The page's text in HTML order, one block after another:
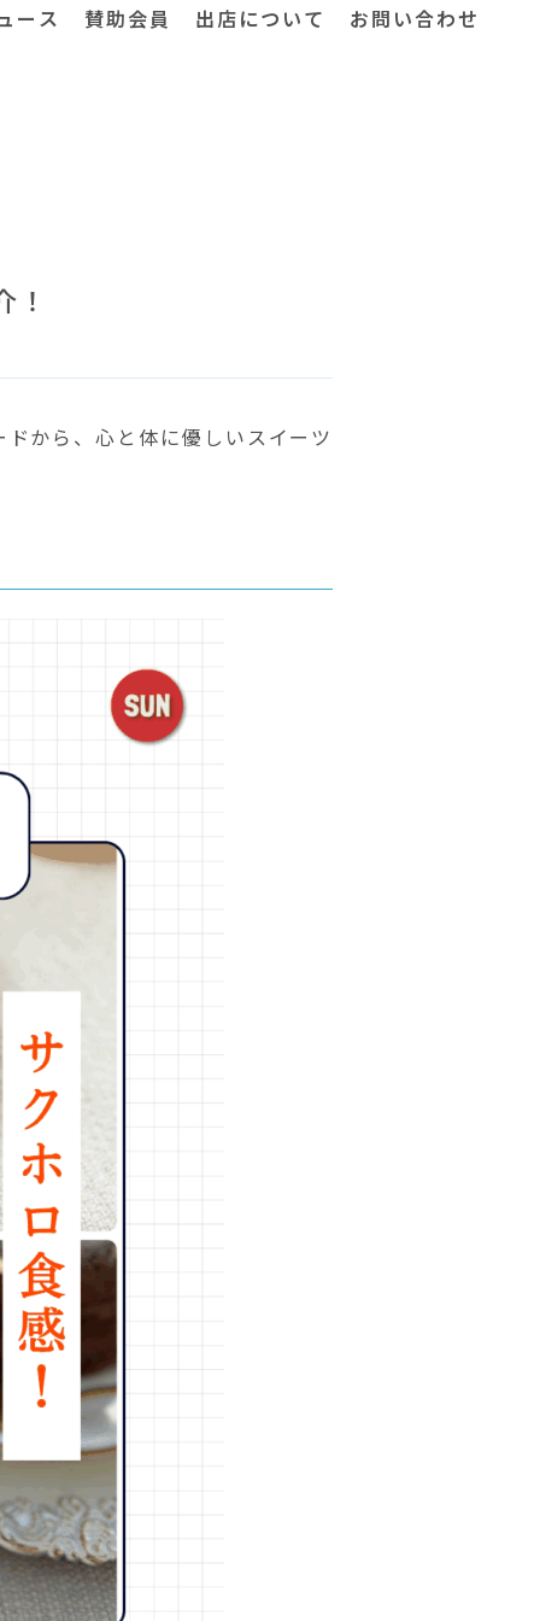
ース 賛助会員 出店について お問い合わせ
から、心と体に優しいスイーツ